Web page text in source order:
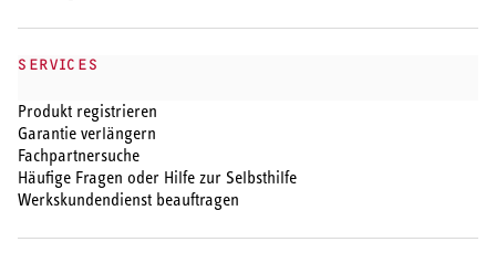
SERVICES
Produkt registrieren
Garantie verlängern
Fachpartnersuche
Häufige Fragen oder Hilfe zur Selbsthilfe
Werkskundendienst beauftragen